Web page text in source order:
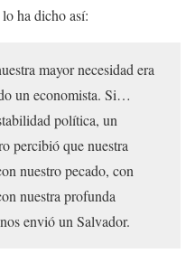
lo ha dicho así:
mayor necesidad era
un economista. Si…
política, un
percibió que nuestra
nuestro pecado, con
nuestra profunda
envió un Salvador.